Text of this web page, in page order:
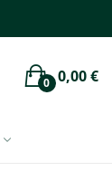
0,00 €
0